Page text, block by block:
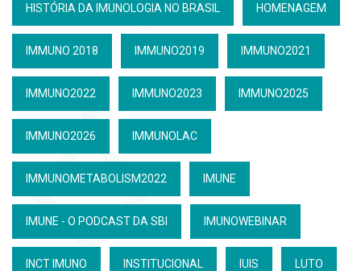
HISTÓRIA DA IMUNOLOGIA NO BRASIL HOMENAGEM
IMMUNO 2018 IMMUNO2019 IMMUNO2021
IMMUNO2022 IMMUNO2023 IMMUNO2025
IMMUNO2026 IMMUNOLAC
IMMUNOMETABOLISM2022 IMUNE
IMUNE - O PODCAST DA SBI IMUNOWEBINAR
INCT IMUNO INSTITUCIONAL IUIS LUTO